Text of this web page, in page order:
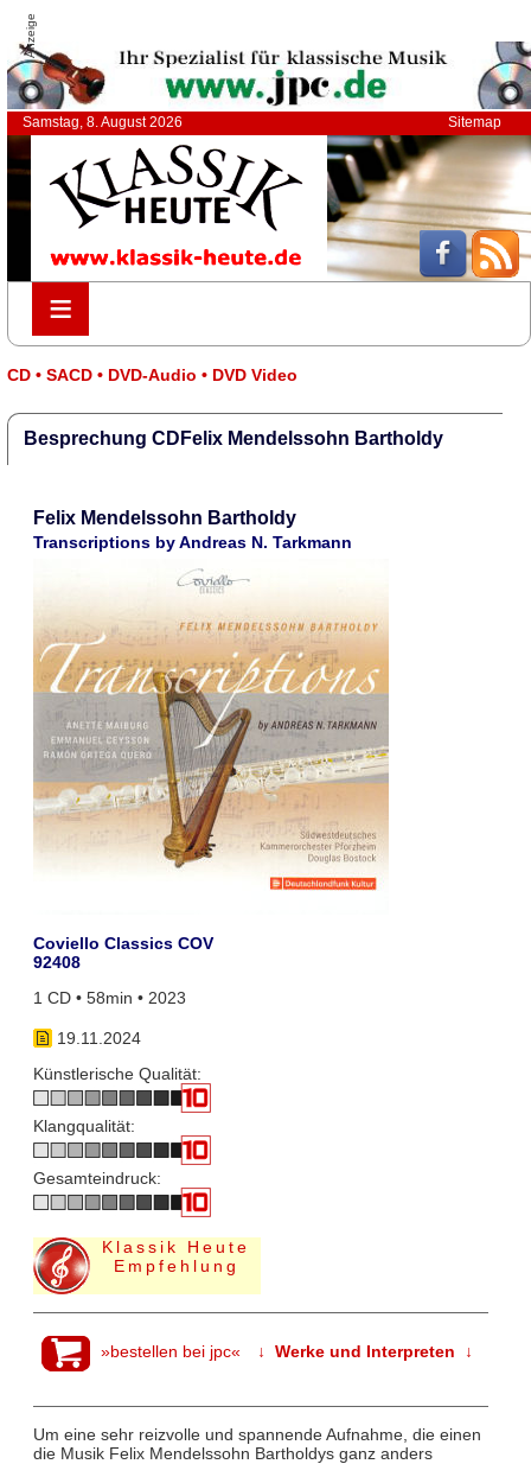
Anzeige
Samstag, 8. August 2026 Sitemap
≡
≡
CD • SACD • DVD-Audio • DVD Video
Besprechung CDFelix Mendelssohn Bartholdy
Felix Mendelssohn Bartholdy
Transcriptions by Andreas N. Tarkmann
Coviello Classics COV
92408
1 CD • 58min • 2023
19.11.2024
Künstlerische Qualität:
Klangqualität:
Gesamteindruck:
Klassik Heute
Empfehlung
»bestellen bei jpc« ↓ Werke und Interpreten ↓
Um eine sehr reizvolle und spannende Aufnahme, die einen
die Musik Felix Mendelssohn Bartholdys ganz anders